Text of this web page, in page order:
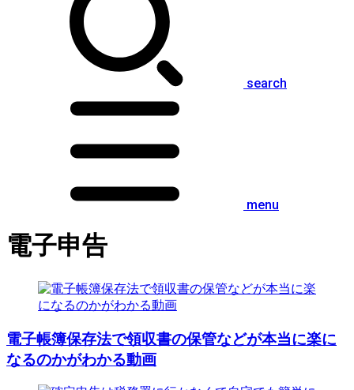
search
menu
電子申告
電子帳簿保存法で領収書の保管などが本当に楽に
なるのかがわかる動画